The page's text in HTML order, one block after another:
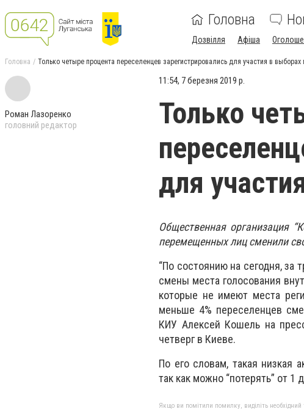
Головна
Дозвілля Афіша
Головна Только четыре процента переселенцев зарегистрировались для участия в выборах
Роман Лазоренко
головний редактор
11:54, 7 березня 2019 р.
Только
для
Общественная организация
перемещенных лиц сменили
“По состоянию на сегодня, за
смены места голосования
которые не имеют места
меньше 4% переселенцев
КИУ Алексей Кошель на
четверг в Киеве.
По его словам, такая низкая
так как можно “потерять” от 1
Якщо ви помітили помилку, виділіть